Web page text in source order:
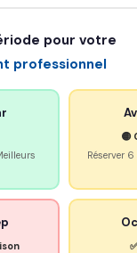
pour votre
professionnel
🟡
Réserver